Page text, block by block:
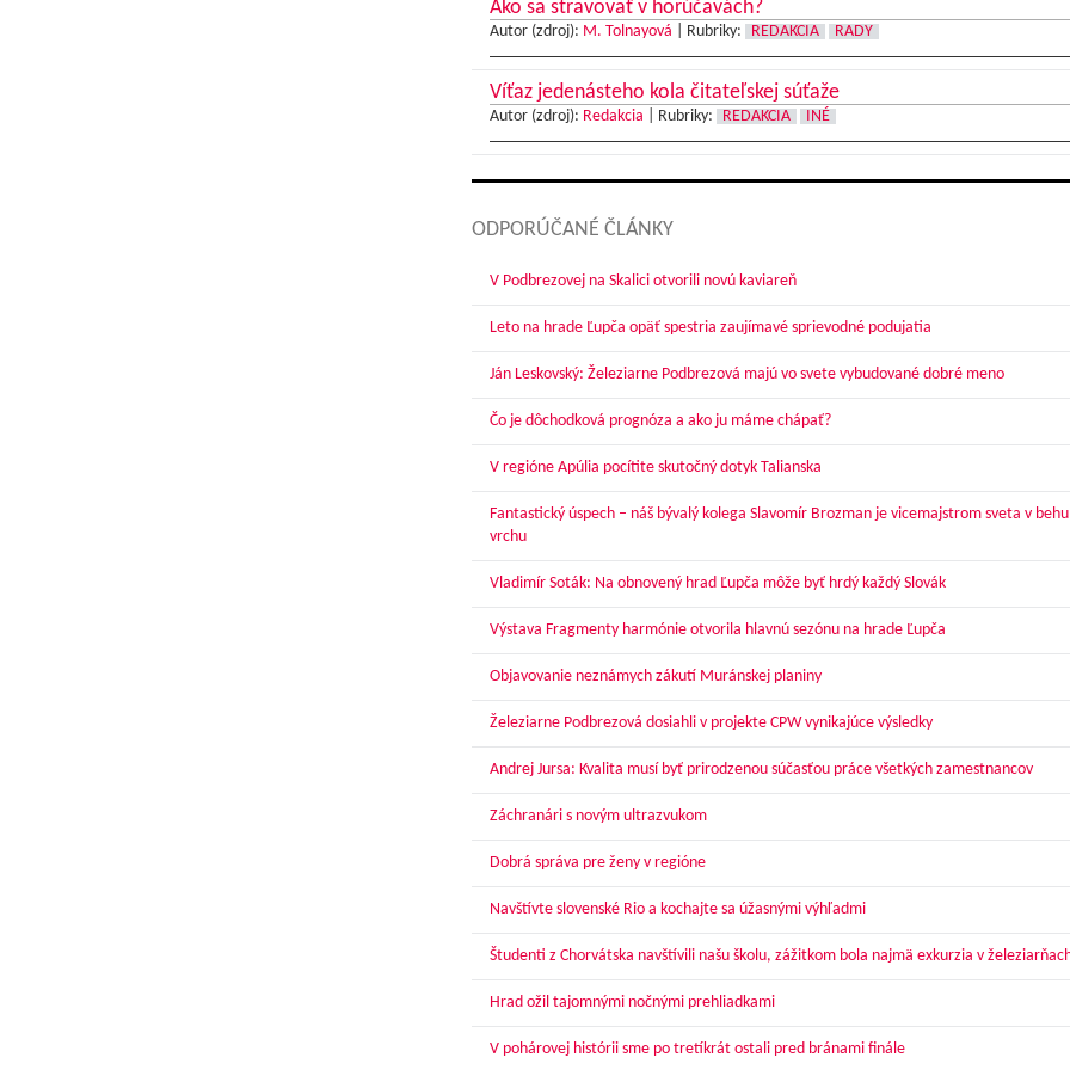
Ako sa stravovať v horúčavách?
Autor (zdroj): M. Tolnayová Rubriky: REDAKCIA RADY
Víťaz jedenásteho kola čitateľskej súťaže
Autor (zdroj): Redakcia Rubriky: REDAKCIA INÉ
ODPORÚČANÉ ČLÁNKY
V Podbrezovej na Skalici otvorili novú kaviareň
Leto na hrade Ľupča opäť spestria zaujímavé sprievodné podujatia
Ján Leskovský: Železiarne Podbrezová majú vo svete vybudované dobré meno
Čo je dôchodková prognóza a ako ju máme chápať?
V regióne Apúlia pocítite skutočný dotyk Talianska
Fantastický úspech – náš bývalý kolega Slavomír Brozman je vicemajstrom sveta v
vrchu
Vladimír Soták: Na obnovený hrad Ľupča môže byť hrdý každý Slovák
Výstava Fragmenty harmónie otvorila hlavnú sezónu na hrade Ľupča
Objavovanie neznámych zákutí Muránskej planiny
Železiarne Podbrezová dosiahli v projekte CPW vynikajúce výsledky
Andrej Jursa: Kvalita musí byť prirodzenou súčasťou práce všetkých zamestnancov
Záchranári s novým ultrazvukom
Dobrá správa pre ženy v regióne
Navštívte slovenské Rio a kochajte sa úžasnými výhľadmi
Študenti z Chorvátska navštívili našu školu, zážitkom bola najmä exkurzia v
Hrad ožil tajomnými nočnými prehliadkami
V pohárovej histórii sme po tretíkrát ostali pred bránami finále